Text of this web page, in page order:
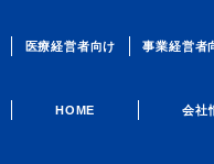
医療経営者向け 事業経営者
HOME 会社